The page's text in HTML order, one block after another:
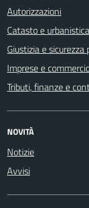
Autorizzazioni
Catasto e urbanistica
Giustizia e sicurezza
Imprese e
Tributi, finanze e
NOVITÀ
Notizie
Avvisi